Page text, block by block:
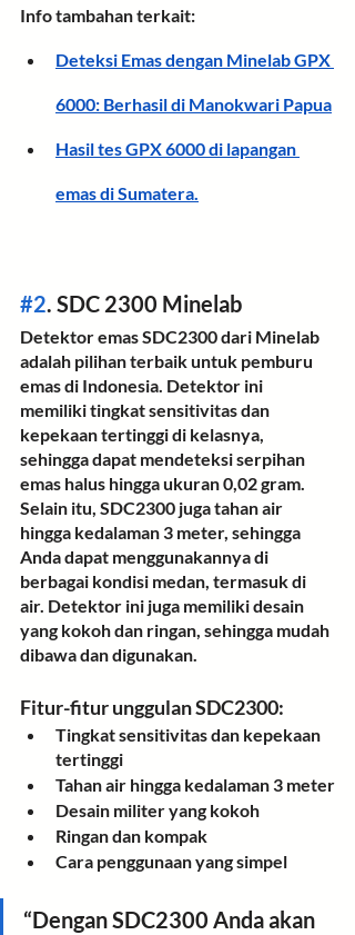
Info tambahan terkait:
Deteksi Emas dengan Minelab GPX
6000: Berhasil di Manokwari Papua
Hasil tes GPX 6000 di lapangan
emas di Sumatera.
#2. SDC 2300 Minelab
Detektor emas SDC2300 dari Minelab
adalah pilihan terbaik untuk pemburu
emas di Indonesia. Detektor ini
memiliki tingkat sensitivitas dan
kepekaan tertinggi di kelasnya,
sehingga dapat mendeteksi serpihan
emas halus hingga ukuran 0,02 gram.
Selain itu, SDC2300 juga tahan air
hingga kedalaman 3 meter, sehingga
Anda dapat menggunakannya di
berbagai kondisi medan, termasuk di
air. Detektor ini juga memiliki desain
yang kokoh dan ringan, sehingga mudah
dibawa dan digunakan.
Fitur-fitur unggulan SDC2300:
Tingkat sensitivitas dan kepekaan
tertinggi
Tahan air hingga kedalaman 3 meter
Desain militer yang kokoh
Ringan dan kompak
Cara penggunaan yang simpel
“Dengan SDC2300 Anda akan